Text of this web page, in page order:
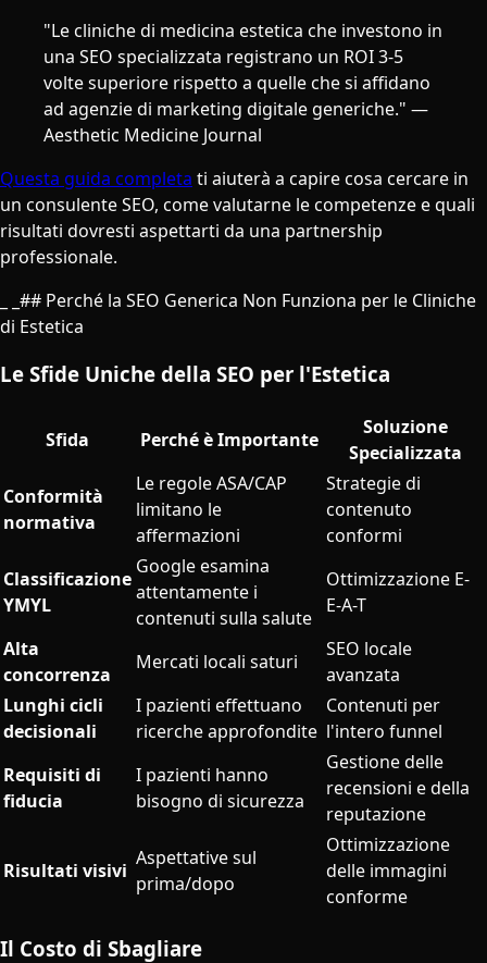
"Le cliniche di medicina estetica che investono in
una SEO specializzata registrano un ROI 3-5
volte superiore rispetto a quelle che si affidano
ad agenzie di marketing digitale generiche." —
Aesthetic Medicine Journal
Questa guida completa ti aiuterà a capire cosa cercare in
un consulente SEO, come valutarne le competenze e quali
risultati dovresti aspettarti da una partnership
professionale.
_ _## Perché la SEO Generica Non Funziona per le Cliniche
di Estetica
Le Sfide Uniche della SEO per l'Estetica
Sfida Perché è Importante
Soluzione
Specializzata
Conformità
normativa
Le regole ASA/CAP
limitano le
affermazioni
Strategie di
contenuto
conformi
Classificazione
YMYL
Google esamina
attentamente i
contenuti sulla salute
Ottimizzazione E-
E-A-T
Alta
concorrenza
Mercati locali saturi
SEO locale
avanzata
Lunghi cicli
decisionali
I pazienti effettuano
ricerche approfondite
Contenuti per
l'intero funnel
Requisiti di
fiducia
I pazienti hanno
bisogno di sicurezza
Gestione delle
recensioni e della
reputazione
Risultati visivi
Aspettative sul
prima/dopo
Ottimizzazione
delle immagini
conforme
Il Costo di Sbagliare